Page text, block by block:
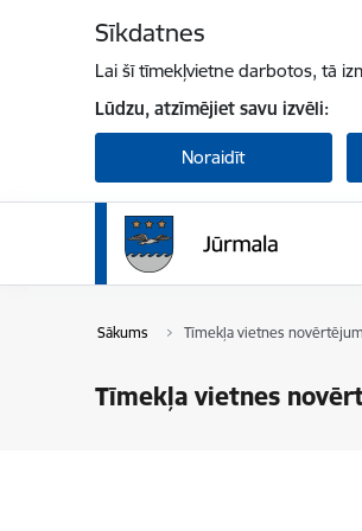
Sīkdatnes
Lai šī tīmekļvietne darbotos, tā
Lūdzu, atzīmējiet savu izvēli:
Noraidīt
Sākums Tīmekļa vietnes
Tīmekļa vietnes